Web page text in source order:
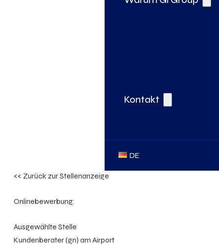
Kontakt
DE
<< Zurück zur Stellenanzeige
Onlinebewerbung:
Ausgewählte Stelle
Kundenberater (gn) am Airport